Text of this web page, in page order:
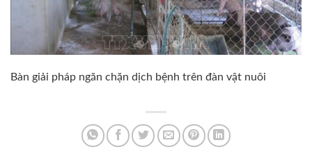
Bàn giải pháp ngăn chặn dịch bệnh trên đàn vật nuôi